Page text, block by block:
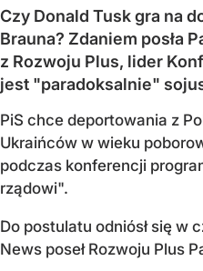
Czy Donald Tusk gra na
Brauna? Zdaniem posła
z Rozwoju Plus, lider
jest "paradoksalnie"
PiS chce deportowania z
Ukraińców w wieku
podczas konferencji
rządowi".
Do postulatu odniósł się w
News poseł Rozwoju Plus